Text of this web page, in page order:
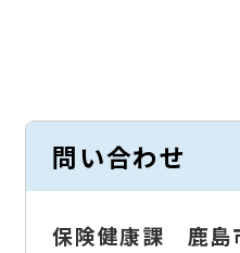
問い合わせ
保険健康課 鹿島